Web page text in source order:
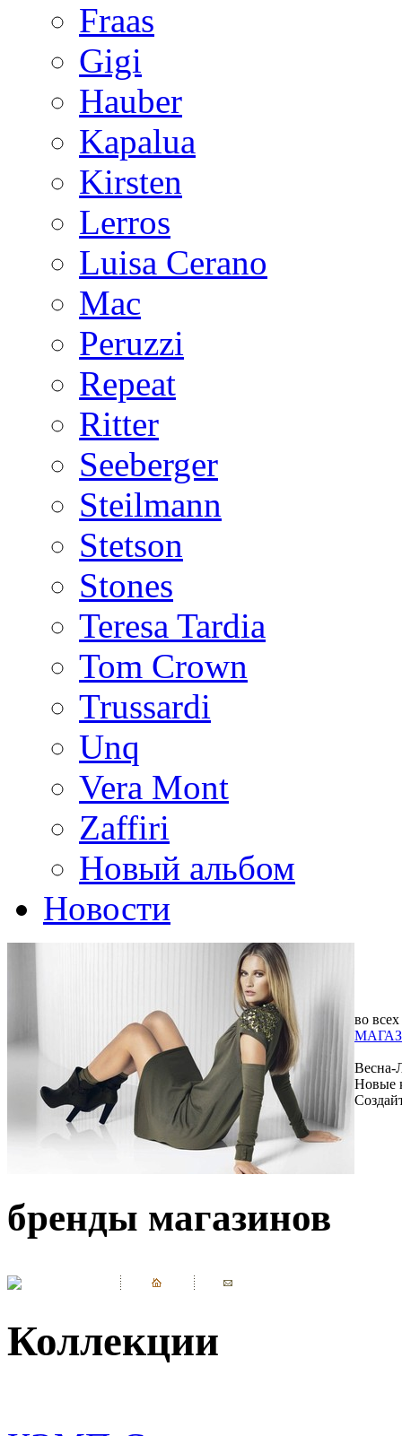
Fraas
Gigi
Hauber
Kapalua
Kirsten
Lerros
Luisa Cerano
Mac
Peruzzi
Repeat
Ritter
Seeberger
Steilmann
Stetson
Stones
Teresa Tardia
Tom Crown
Trussardi
Unq
Vera Mont
Zaffiri
Новый альбом
Новости
во всех
Весна-
Новые
бренды магазинов
Коллекции